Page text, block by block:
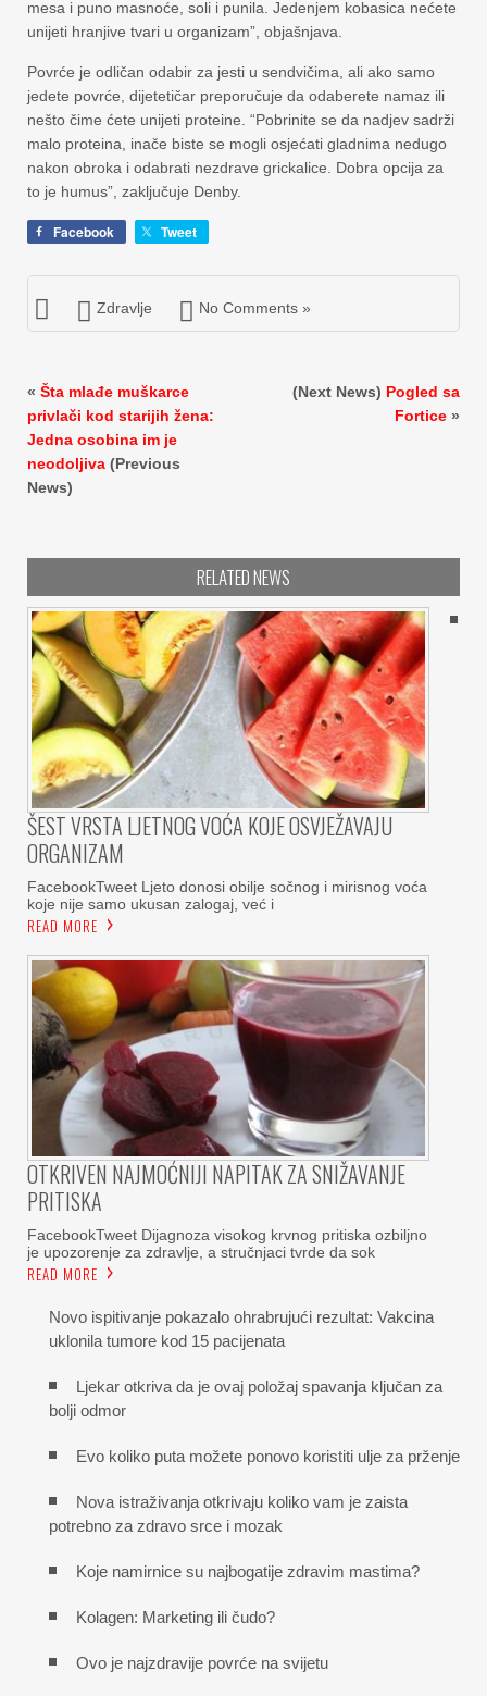
mesa i puno masnoće, soli i punila. Jedenjem kobasica nećete
unijeti hranjive tvari u organizam”, objašnjava.
Povrće je odličan odabir za jesti u sendvičima, ali ako samo
jedete povrće, dijetetičar preporučuje da odaberete namaz ili
nešto čime ćete unijeti proteine. “Pobrinite se da nadjev sadrži
malo proteina, inače biste se mogli osjećati gladnima nedugo
nakon obroka i odabrati nezdrave grickalice. Dobra opcija za
to je humus”, zaključuje Denby.
Facebook Tweet
Zdravlje No Comments »
« Šta mlađe muškarce
privlači kod starijih žena:
Jedna osobina im je
neodoljiva (Previous
News)
(Next News) Pogled sa
Fortice »
RELATED NEWS
ŠEST VRSTA LJETNOG VOĆA KOJE OSVJEŽAVAJU
ORGANIZAM
FacebookTweet Ljeto donosi obilje sočnog i mirisnog voća
koje nije samo ukusan zalogaj, već i
READ MORE
OTKRIVEN NAJMOĆNIJI NAPITAK ZA SNIŽAVANJE
PRITISKA
FacebookTweet Dijagnoza visokog krvnog pritiska ozbiljno
je upozorenje za zdravlje, a stručnjaci tvrde da sok
READ MORE
Novo ispitivanje pokazalo ohrabrujući rezultat: Vakcina
uklonila tumore kod 15 pacijenata
Ljekar otkriva da je ovaj položaj spavanja ključan za
bolji odmor
Evo koliko puta možete ponovo koristiti ulje za prženje
Nova istraživanja otkrivaju koliko vam je zaista
potrebno za zdravo srce i mozak
Koje namirnice su najbogatije zdravim mastima?
Kolagen: Marketing ili čudo?
Ovo je najzdravije povrće na svijetu